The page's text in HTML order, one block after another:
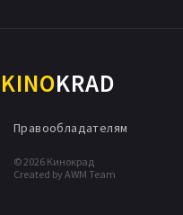
KINOKRAD
© 2026 Кинокрад
Created by AWM Team
Правообладателям